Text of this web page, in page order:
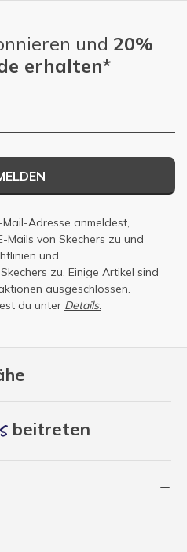
beitreten
und 20%
erhalten*
Adresse anmeldest,
Mails von Skechers zu und
und
zu. Einige Artikel sind
ausgeschlossen.
du unter Details.